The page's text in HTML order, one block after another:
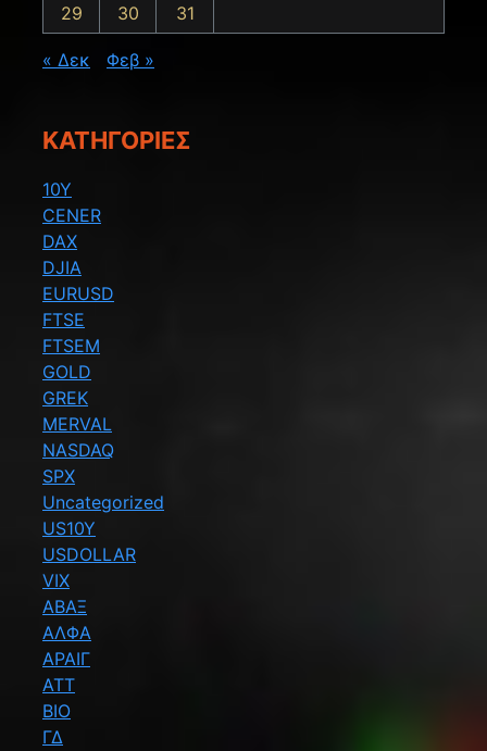
29
30 31
« Δεκ Φεβ »
KΑΤΗΓΟΡΊΕΣ
10Y
CENER
DAX
DJIA
EURUSD
FTSE
FTSEM
GOLD
GREK
MERVAL
NASDAQ
SPX
Uncategorized
US10Y
USDOLLAR
VIX
ΑΒΑΞ
ΑΛΦΑ
ΑΡΑΙΓ
ΑΤΤ
ΒΙΟ
ΓΔ